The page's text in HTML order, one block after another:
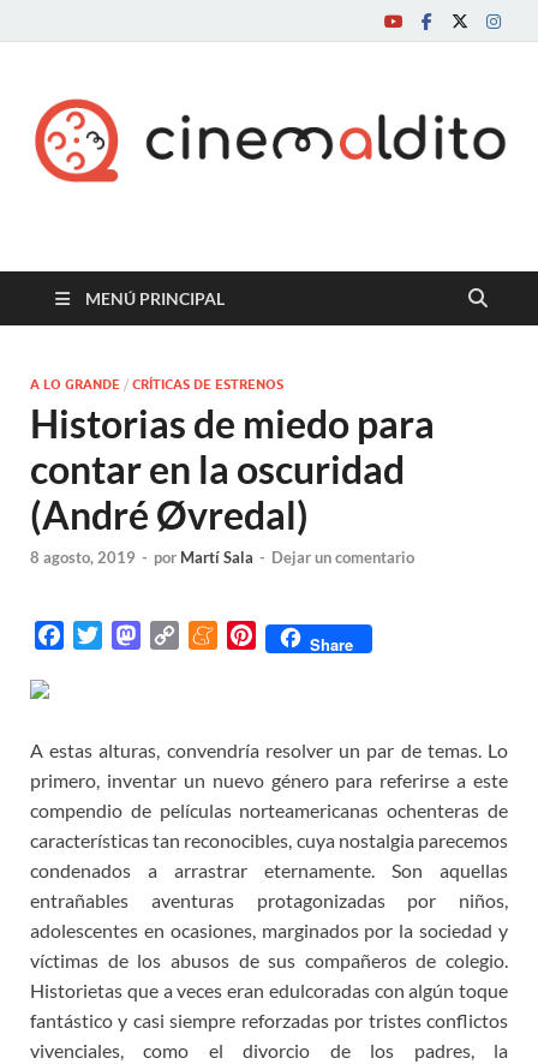
Cine maldito
MENÚ PRINCIPAL
A LO GRANDE / CRÍTICAS DE ESTRENOS
Historias de miedo para
contar en la oscuridad
(André Øvredal)
8 agosto, 2019 - por Martí Sala - Dejar un comentario
b
o
o
k
t
e
r
M
o
d
o
n
L
n
k
M
a
m
e
P
e
r
e
s
Share
A estas alturas, convendría resolver un par de temas. Lo
primero, inventar un nuevo género para referirse a este
compendio de películas norteamericanas ochenteras de
características tan reconocibles, cuya nostalgia parecemos
condenados a arrastrar eternamente. Son aquellas
entrañables aventuras protagonizadas por niños,
adolescentes en ocasiones, marginados por la sociedad y
víctimas de los abusos de sus compañeros de colegio.
Historietas que a veces eran edulcoradas con algún toque
fantástico y casi siempre reforzadas por tristes conflictos
vivenciales, como el divorcio de los padres, la